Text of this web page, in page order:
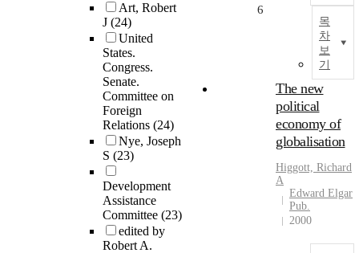
Art, Robert
J (24)
United
States.
Congress.
Senate.
Committee on
Foreign
Relations (24)
Nye, Joseph
S (23)
Development
Assistance
Committee (23)
edited by
Robert A.
목
차
보
기
6
The new
political
economy of
globalisation
Higgott, Richard
A
Edward Elgar
Pub.
2000